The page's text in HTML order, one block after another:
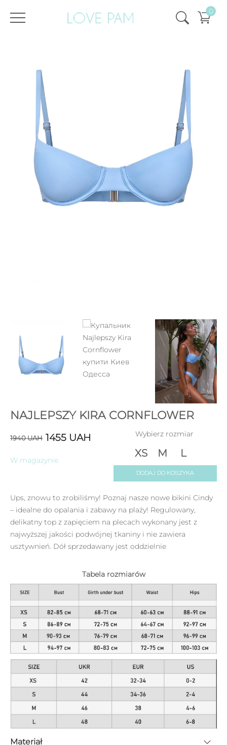
0
Strona Góra i dół,Szczyt ,Kira, EKOLOGICZNY ,SPRZEDAŻ Najlepszy Kira
Cornflower
NAJLEPSZY KIRA CORNFLOWER
1940UAH 1455 UAH
W magazynie
Wybierz rozmiar
XS M L
DODAJ DO KOSZYKA
Ups, znowu to zrobiliśmy! Poznaj nasze nowe bikini Cindy
– idealne do opalania i zabawy na plaży! Regulowany,
delikatny top z zapięciem na plecach wykonany jest z
najwyższej jakości podwójnej tkaniny i nie zawiera
usztywnień. Dół sprzedawany jest oddzielnie
Tabela rozmiarów
Materiał